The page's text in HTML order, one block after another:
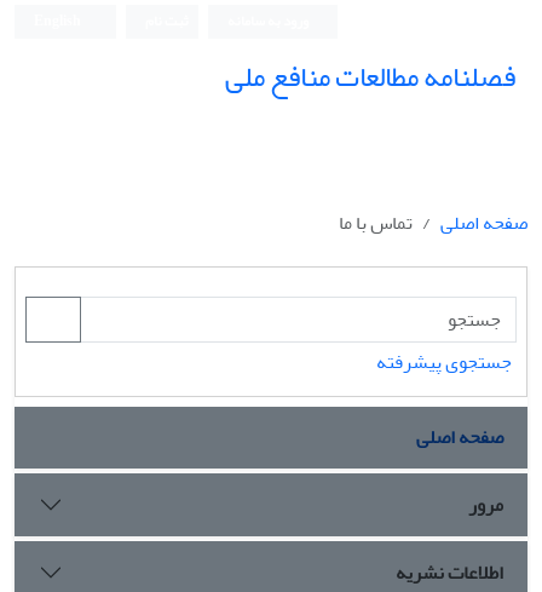
فصلنامه مطالعات منافع ملی
صفحه اصلی تماس با ما
جستجوی پیشرفته
صفحه اصلی
مرور
اطلاعات نشریه